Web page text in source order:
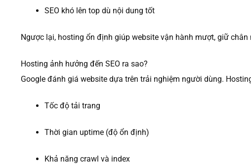
SEO khó lên top dù nội dung tốt
Ngược lại, hosting ổn định giúp website vận hành mượt, giữ
Hosting ảnh hưởng đến SEO ra sao?
Google đánh giá website dựa trên trải nghiệm người dùng.
Tốc độ tải trang
Thời gian uptime (độ ổn định)
Khả năng crawl và index